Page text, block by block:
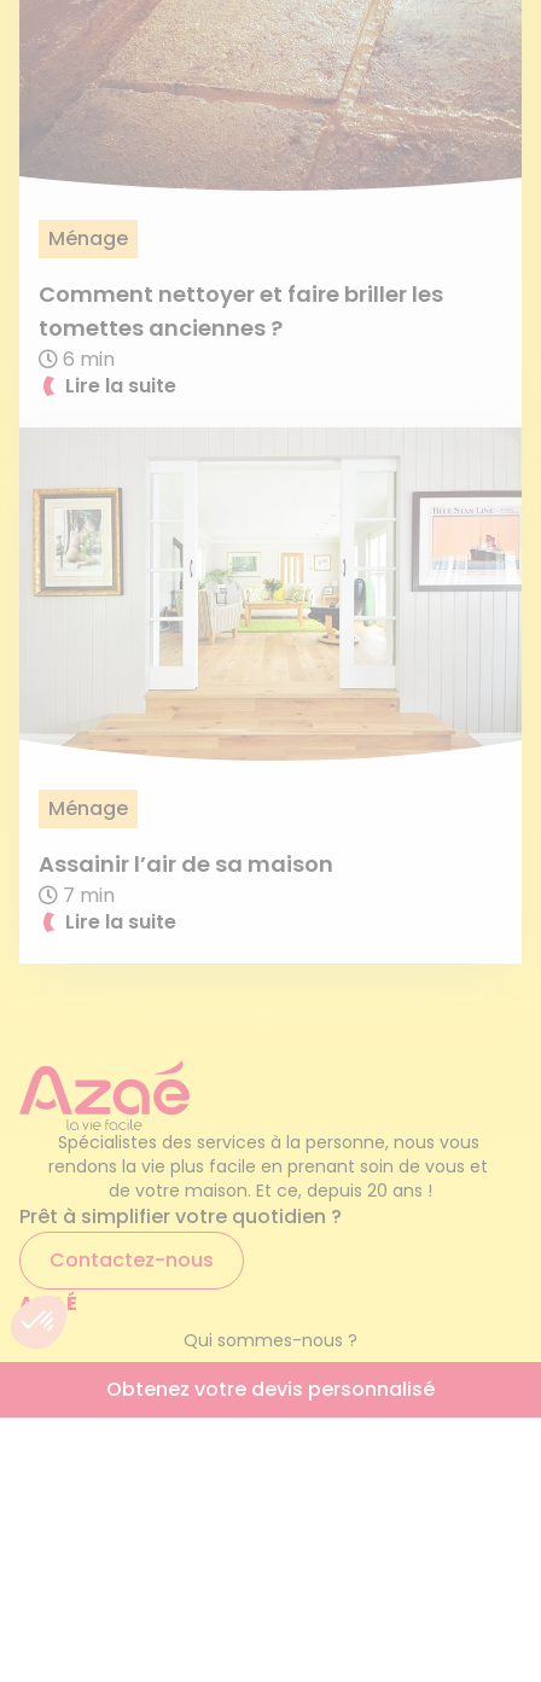
Ménage
Comment nettoyer et faire briller les
tomettes anciennes ?
6 min
Lire la suite
Ménage
Assainir l’air de sa maison
7 min
Lire la suite
Spécialistes des services à la personne, nous vous
rendons la vie plus facile en prenant soin de vous et
de votre maison. Et ce, depuis 20 ans !
Prêt à simplifier votre quotidien ?
Contactez-nous
AZAÉ
Qui sommes-nous ?
Nos services à la personne
Obtenez votre devis personnalisé